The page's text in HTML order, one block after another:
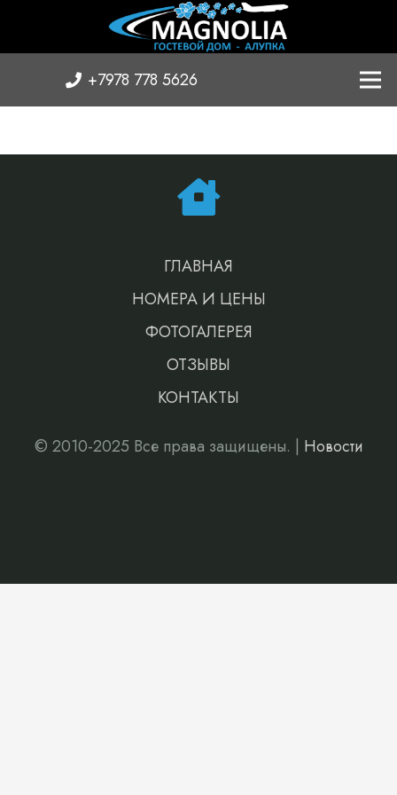
+7978 778 5626
ГЛАВНАЯ
НОМЕРА И ЦЕНЫ
ФОТОГАЛЕРЕЯ
ОТЗЫВЫ
КОНТАКТЫ
© 2010-2025 Все права защищены. | Новости